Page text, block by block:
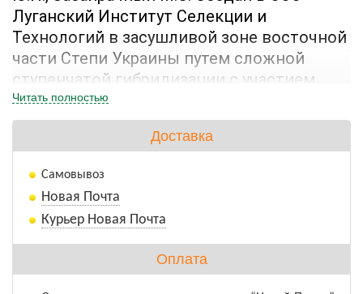
Луганский Институт Селекции и
Технологий в засушливой зоне восточной
части Степи Украины путем сложной
ступенчатой гибридизации с участием
нескольких сортов из разных
экологических зон с последующим
индивидуальным отбором.
Разновидность ауреа. Тип куста
промежуточный. Метелка полусжатая
длиной 18-24 см. Боковые ветки идут
вверх от стебля под острым углом.
Колосковые чешуйки по длине и ширине
средние. Колоски в основном двузерные.
Читать полностью
Доставка
Самовывоз
Новая Почта
Курьер Новая Почта
Оплата